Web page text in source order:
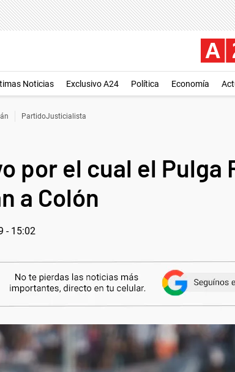
Noticias Exclusivo A24 Política Economía
PartidoJusticialista
por el cual el
a Colón
- 15:02